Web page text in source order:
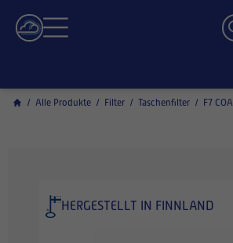
/ Alle Produkte / Filter / Taschenfilter / F7
HERGESTELLT IN FINNLAND